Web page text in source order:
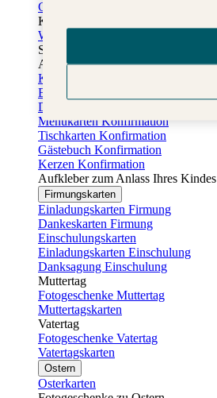
Gästebuch Taufe
Kartenbox Taufe
Willkommensschilder Taufe
Sticker Taufe
Absenderaufkleber Taufe
Konfirmationskarten
Einladungskarten Konfirmation
Danksagung Konfirmation
Menükarten Konfirmation
Tischkarten Konfirmation
Gästebuch Konfirmation
Kerzen Konfirmation
Aufkleber zum Anlass Ihres Kindes
Firmungskarten
Einladungskarten Firmung
Dankeskarten Firmung
Einschulungskarten
Einladungskarten Einschulung
Danksagung Einschulung
Muttertag
Fotogeschenke Muttertag
Muttertagskarten
Vatertag
Fotogeschenke Vatertag
Vatertagskarten
Ostern
Osterkarten